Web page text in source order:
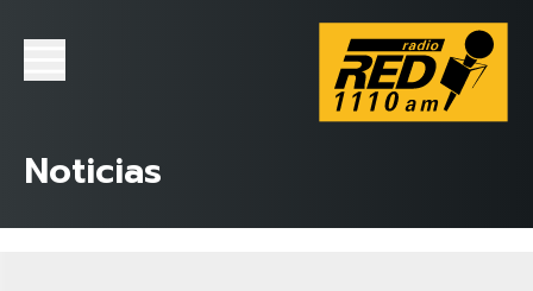
Noticias